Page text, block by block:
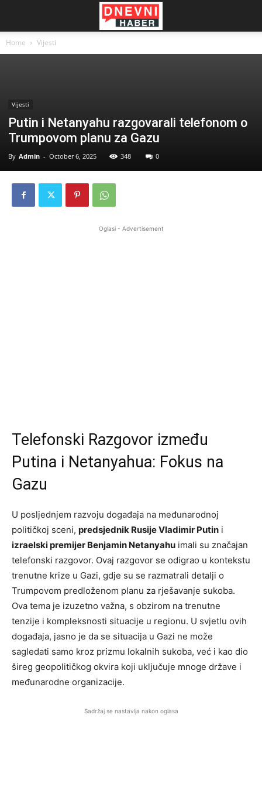
Home Vijesti
Vijesti
Putin i Netanyahu razgovarali telefonom o
Trumpovom planu za Gazu
By Admin - October 6, 2025 348 0
Oglasi - Advertisement
Telefonski Razgovor između
Putina i Netanyahua: Fokus na
Gazu
U posljednjem razvoju događaja na međunarodnoj
političkoj sceni, predsjednik Rusije Vladimir Putin i
izraelski premijer Benjamin Netanyahu imali su značajan
telefonski razgovor. Ovaj razgovor se odigrao u kontekstu
trenutne krize u Gazi, gdje su se razmatrali detalji o
Trumpovom predloženom planu za rješavanje sukoba.
Ova tema je izuzetno važna, s obzirom na trenutne
tenzije i kompleksnosti situacije u regionu. U svjetlu ovih
događaja, jasno je da se situacija u Gazi ne može
sagledati samo kroz prizmu lokalnih sukoba, već i kao dio
šireg geopolitičkog okvira koji uključuje mnoge države i
međunarodne organizacije.
Sadržaj se nastavlja nakon oglasa